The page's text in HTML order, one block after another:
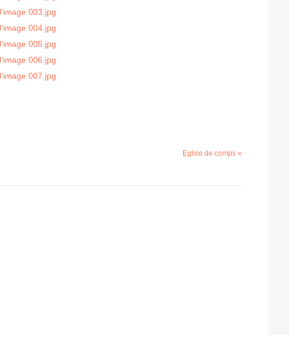
Eglise de comps »